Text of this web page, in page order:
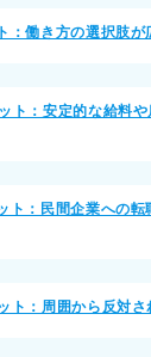
：働き方の選択肢が
ト：安定的な給料
ト：民間企業への転
ト：周囲から反対さ